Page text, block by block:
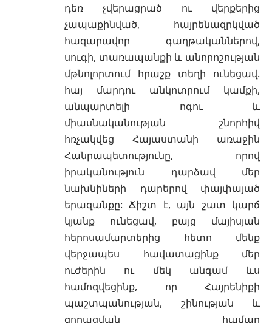
դեռ չվերացրած ու վերքերից
չապաքինված, հայրենազրկված
հազարավոր գաղթականներով,
սուգի, տառապանքի և անորոշության
մթնոլորտում հրաշք տեղի ունեցավ.
հայ մարդու անկոտրում կամքի,
անպարտելի ոգու և
միասնականության շնորհիվ
հռչակվեց Հայաստանի առաջին
Հանրապետությունը, որով
իրականություն դարձավ մեր
նախնիների դարերով փայփայած
երազանքը: Ճիշտ է, այն շատ կարճ
կյանք ունեցավ, բայց մայիսյան
հերոսամարտերից հետո մենք
վերջապես հավատացինք մեր
ուժերին ու մեկ անգամ ևս
համոզվեցինք, որ Հայրենիքի
պաշտպանության, շինության և
զորացման համար